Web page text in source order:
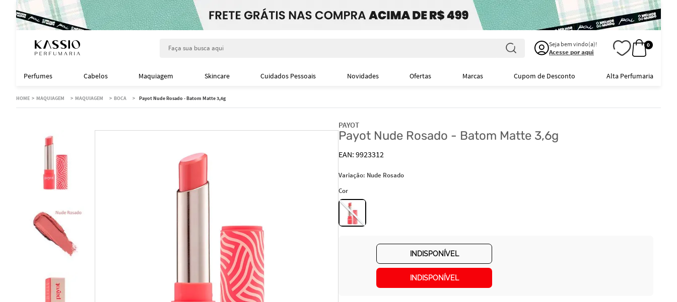
Seja bem vindo(a)!
Acesse por aqui
0
Perfumes Cabelos Maquiagem Skincare Cuidados Pessoais Novidades Ofertas Marcas Cupom de Desconto Alta Perfumaria
MAQUIAGEM MAQUIAGEM BOCA Payot Nude Rosado - Batom Matte 3,6g
PAYOT
Payot Nude Rosado - Batom Matte 3,6g
9923312
Variação: Nude Rosado
Cor
INDISPONÍVEL
INDISPONÍVEL